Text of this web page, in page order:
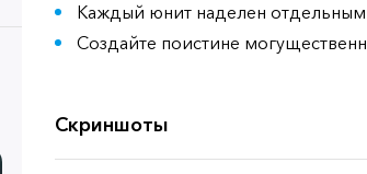
Каждый юнит наделен
Создайте поистине
Скриншоты